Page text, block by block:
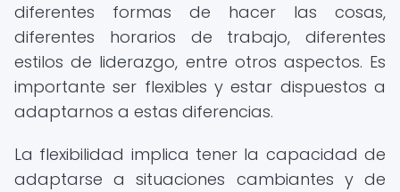
diferentes formas de hacer las cosas,
diferentes horarios de trabajo, diferentes
estilos de liderazgo, entre otros aspectos. Es
importante ser flexibles y estar dispuestos a
adaptarnos a estas diferencias.
La flexibilidad implica tener la capacidad de
adaptarse a situaciones cambiantes y de